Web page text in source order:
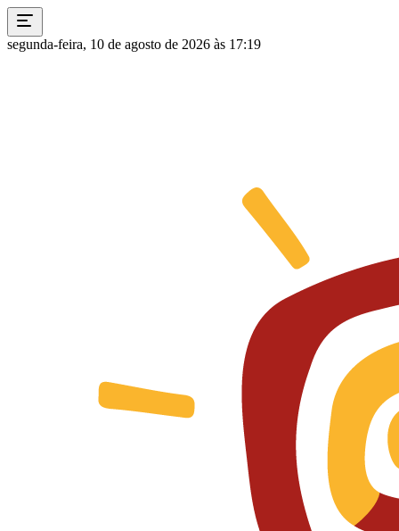
segunda-feira, 10 de agosto de 2026 às 17:19